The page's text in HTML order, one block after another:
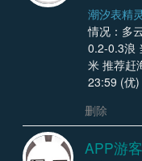
潮汐表精
情况：多
0.2-0.3浪
米 推荐赶
23:59 (优)
删除
APP游客